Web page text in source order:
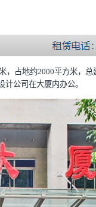
占地约2000平方米，
公司在大厦内办公。